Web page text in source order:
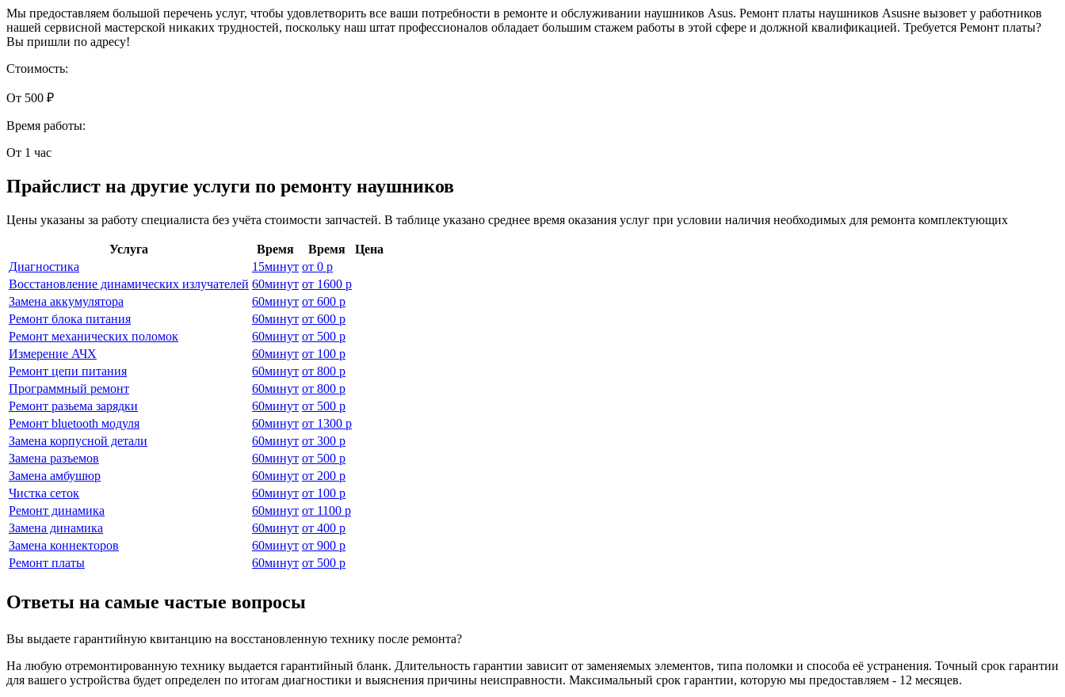
Мы предоставляем большой перечень услуг, чтобы удовлетворить все ваши потребности в ремонте и обслуживании наушников Asus. Ремонт платы наушников Asusне вызовет у работников
нашей сервисной мастерской никаких трудностей, поскольку наш штат профессионалов обладает большим стажем работы в этой сфере и должной квалификацией. Требуется Ремонт платы?
Вы пришли по адресу!
Стоимость:
От 500 ₽
Время работы:
От 1 час
Прайслист на другие услуги по ремонту наушников
Цены указаны за работу специалиста без учёта стоимости запчастей. В таблице указано среднее время оказания услуг при условии наличия необходимых для ремонта комплектующих
Услуга Время Время
Цена
Диагностика
15минут от 0 р
Восстановление динамических излучателей 60минут от 1600 р
Замена аккумулятора
60минут от 600 р
Ремонт блока питания
60минут от 600 р
Ремонт механических поломок
60минут от 500 р
Измерение АЧХ
60минут от 100 р
Ремонт цепи питания
60минут от 800 р
Программный ремонт
60минут от 800 р
Ремонт разьема зарядки
60минут от 500 р
Ремонт bluetooth модуля
60минут от 1300 р
Замена корпусной детали
60минут от 300 р
Замена разъемов
60минут от 500 р
Замена амбушюр
60минут от 200 р
Чистка сеток
60минут от 100 р
Ремонт динамика
60минут от 1100 р
Замена динамика
60минут от 400 р
Замена коннекторов
60минут от 900 р
Ремонт платы
60минут от 500 р
Ответы на самые частые вопросы
Вы выдаете гарантийную квитанцию на восстановленную технику после ремонта?
На любую отремонтированную технику выдается гарантийный бланк. Длительность гарантии зависит от заменяемых элементов, типа поломки и способа её устранения. Точный срок гарантии
для вашего устройства будет определен по итогам диагностики и выяснения причины неисправности. Максимальный срок гарантии, которую мы предоставляем - 12 месяцев.